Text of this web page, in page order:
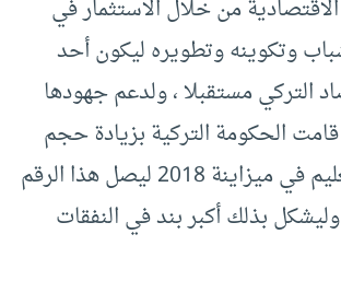
من خلال الاستثمار في
وتكوينه وتطويره ليكون أحد
التركي مستقبلا ، ولدعم جهودها
الحكومة التركية بزيادة حجم
الإنفاق على التعليم في ميزاينة 2018 ليصل هذا الرقم
وليشكل بذلك أكبر بند في النفقات